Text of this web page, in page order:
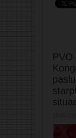
PVO